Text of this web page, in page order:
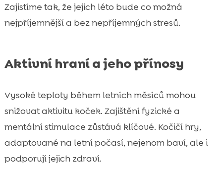
Zajistíme tak, že jejich léto bude co možná
nejpříjemnější a bez nepříjemných stresů.
Aktivní hraní a jeho přínosy
Vysoké teploty během letních měsíců mohou
snižovat aktivitu koček. Zajištění fyzické a
mentální stimulace zůstává klíčové. Kočičí hry,
adaptované na letní počasí, nejenom baví, ale i
podporují jejich zdraví.